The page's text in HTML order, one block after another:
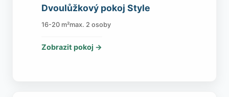
Dvoulůžkový pokoj Style
16-20 m²max. 2 osoby
Zobrazit pokoj →